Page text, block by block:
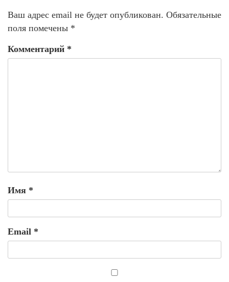
Ваш адрес email не будет опубликован. Обязательные
поля помечены *
Комментарий *
Имя *
Email *